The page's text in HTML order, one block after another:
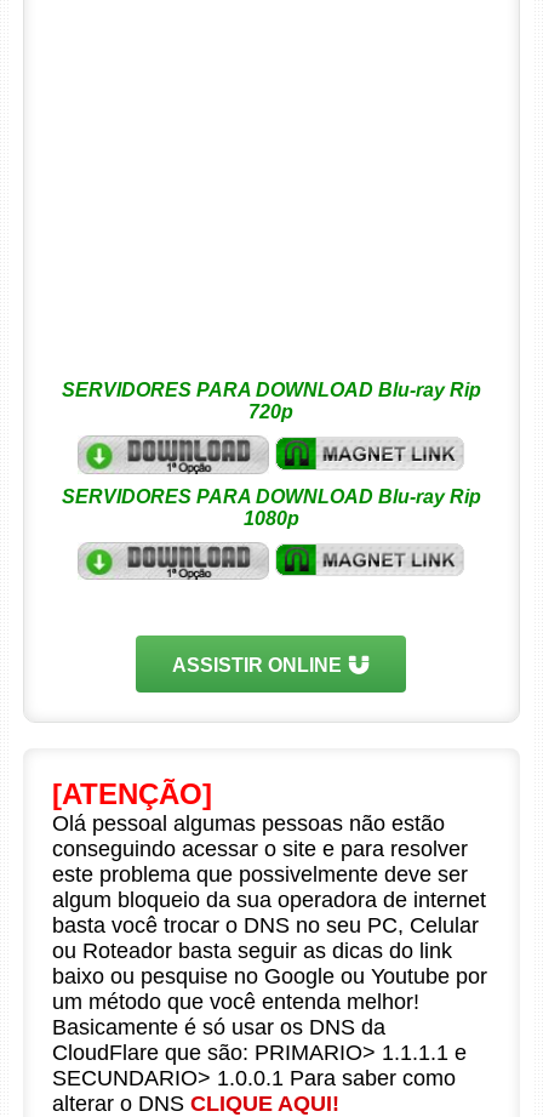
SERVIDORES PARA DOWNLOAD Blu-ray Rip
720p
SERVIDORES PARA DOWNLOAD Blu-ray Rip
1080p
ASSISTIR ONLINE
[ATENÇÃO]
Olá pessoal algumas pessoas não estão
conseguindo acessar o site e para resolver
este problema que possivelmente deve ser
algum bloqueio da sua operadora de internet
basta você trocar o DNS no seu PC, Celular
ou Roteador basta seguir as dicas do link
baixo ou pesquise no Google ou Youtube por
um método que você entenda melhor!
Basicamente é só usar os DNS da
CloudFlare que são: PRIMARIO> 1.1.1.1 e
SECUNDARIO> 1.0.0.1 Para saber como
alterar o DNS CLIQUE AQUI!